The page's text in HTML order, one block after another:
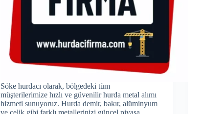
Söke hurdacı olarak, bölgedeki tüm
müşterilerimize hızlı ve güvenilir hurda metal alımı
hizmeti sunuyoruz. Hurda demir, bakır, alüminyum
ve çelik gibi farklı metallerinizi güncel piyasa